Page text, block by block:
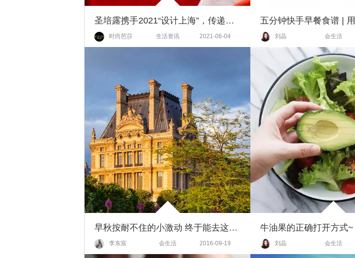
圣培露携手2021“设计上海”，传递意式生活美学
时尚芭莎 生活资讯 2021-06-04 刘晶 会生活
早秋按耐不住的小激动 终于能去这些地方旅行
李东宸 会生活 2016-09-19
牛油果的正确打开方式~
刘晶 会生活